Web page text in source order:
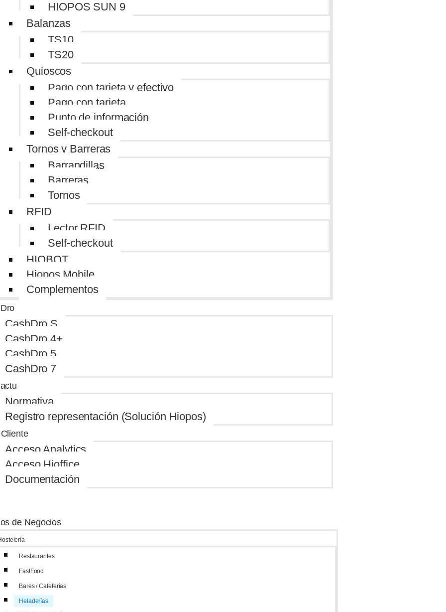
HIOPOS SUN 9
Balanzas
TS10
TS20
Quioscos
Pago con tarjeta y efectivo
Pago con tarjeta
Punto de información
Self-checkout
Tornos y Barreras
Barrandillas
Barreras
Tornos
RFID
Lector RFID
Self-checkout
HIOBOT
Hiopos Mobile
Complementos
CashDro S
CashDro 4+
CashDro 5
CashDro 7
Normativa
Registro representación (Solución Hiopos)
Acceso Analytics
Acceso Hioffice
Documentación
de Negocios
Restaurantes
FastFood
Bares / Cafeterías
Heladerías